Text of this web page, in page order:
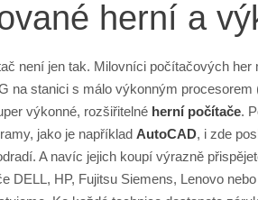
herní a
není jen tak. Milovníci počítačových
na stanici s málo výkonným
výkonné, rozšiřitelné herní počítače.
jako je například AutoCAD, i zde
A navíc jejich koupí výrazně
DELL, HP, Fujitsu Siemens, Lenovo